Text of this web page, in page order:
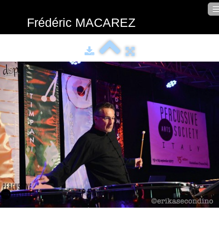
Frédéric MACAREZ
Schedule
Performer
Teacher
Composer
Photos
Contact
Français